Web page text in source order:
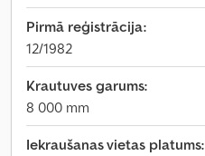
Pirmā reģistrācija:
12/1982
Krautuves garums:
8 000 mm
Iekraušanas vietas platums: